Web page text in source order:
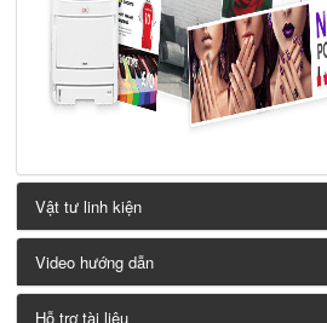
Vật tư linh kiện
Video hướng dẫn
Hỗ trợ tài liệu